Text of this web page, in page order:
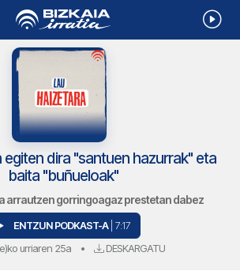
dira "santuen hazurrak" eta
baita "buñueloak"
arrautzen gorringoagaz prestetan dabez
ENTZUN PODKAST-A | 7:17
urriaren 25a • DESKARGATU